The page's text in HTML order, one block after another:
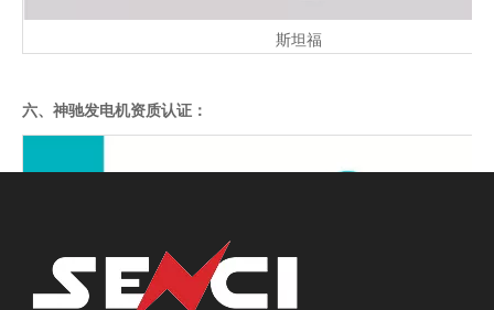
斯坦福
六、神驰发电机资质认证：